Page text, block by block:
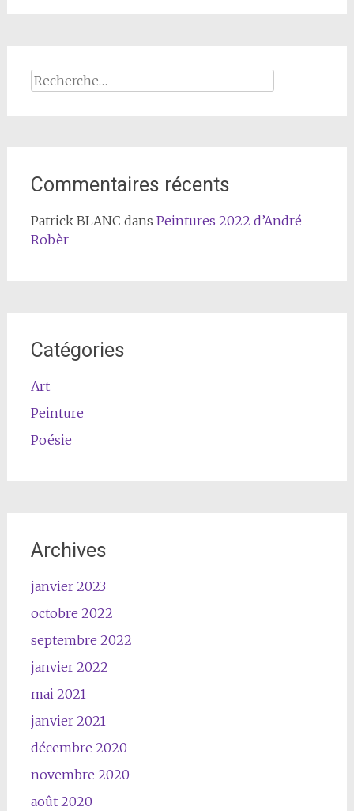
Rechercher :
Commentaires récents
Patrick BLANC dans Peintures 2022 d’André
Robèr
Catégories
Art
Peinture
Poésie
Archives
janvier 2023
octobre 2022
septembre 2022
janvier 2022
mai 2021
janvier 2021
décembre 2020
novembre 2020
août 2020